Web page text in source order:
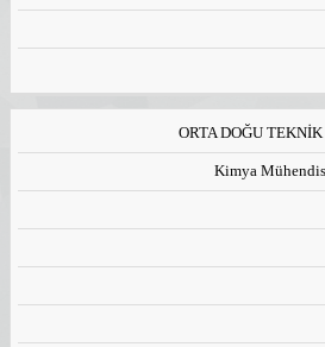
ORTA DOĞU
Kimya